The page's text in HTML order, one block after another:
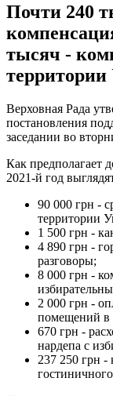
Почти 240
тысяч -
Верховная Рада
постановления
заседании во
Как предполагает
2021-й год
90 000 грн -
территории
1 500 грн -
4 890 грн -
разговоры;
8 000 грн -
2 000 грн -
помещений в
670 грн -
нардепа с
237 250 грн